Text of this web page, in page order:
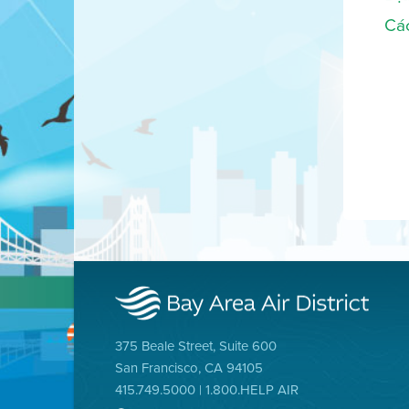
375 Beale Street, Suite 600
San Francisco, CA 94105
415.749.5000 | 1.800.HELP AIR